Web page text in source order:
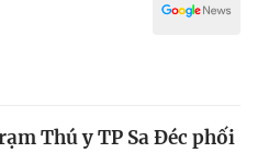
Thú y TP Sa Đéc phối